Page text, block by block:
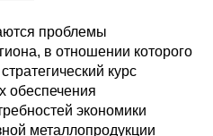
проблемы
в отношении которого
курс
обеспечения
экономики
металлопродукции